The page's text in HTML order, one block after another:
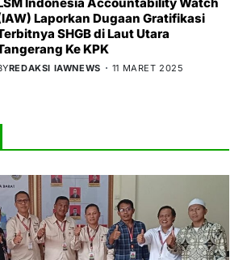
Laporkan Dugaan Gratifikasi
SHGB di Laut Utara
Ke KPK
REDAKSI IAWNEWS 11 MARET 2025